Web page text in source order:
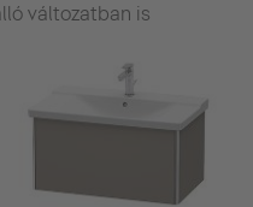
változatban is